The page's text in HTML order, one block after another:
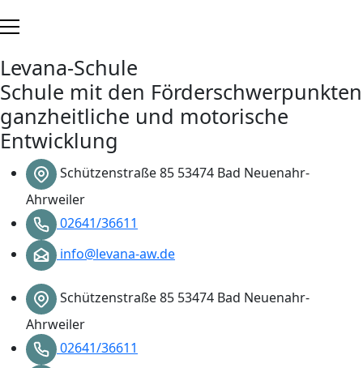
Inhalt
Levana-Schule
Schule mit den Förderschwerpunkten
ganzheitliche und motorische
Entwicklung
Schützenstraße 85 53474 Bad Neuenahr-
Ahrweiler
02641/36611
info@levana-aw.de
Schützenstraße 85 53474 Bad Neuenahr-
Ahrweiler
02641/36611